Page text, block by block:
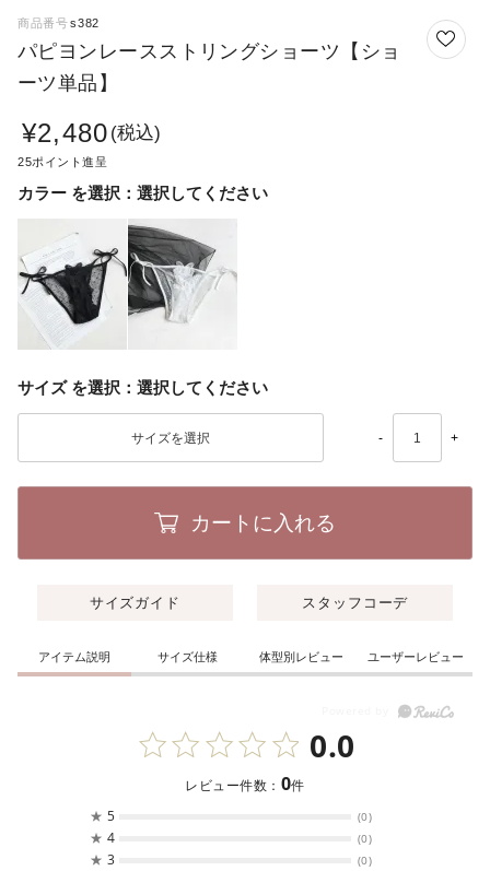
商品番号 s382
パピヨンレースストリングショーツ【ショ
ーツ単品】
¥2,480 税込
25
カラー 選択してください
サイズ 選択してください
- +
カートに入れる
サイズガイド スタッフコーデ
アイテム説明 サイズ仕様 体型別レビュー ユーザーレビュー
0.0
レビュー件数： 0件
★ 5 (0)
★ 4 (0)
★ 3 (0)